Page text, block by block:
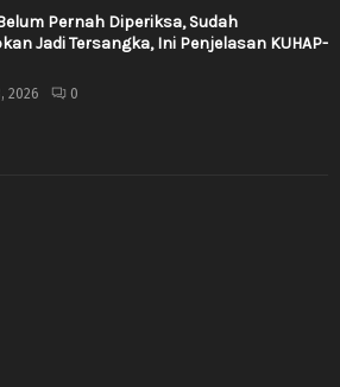
Pernah Diperiksa, Sudah
Jadi Tersangka, Ini Penjelasan KUHAP-
2026 0